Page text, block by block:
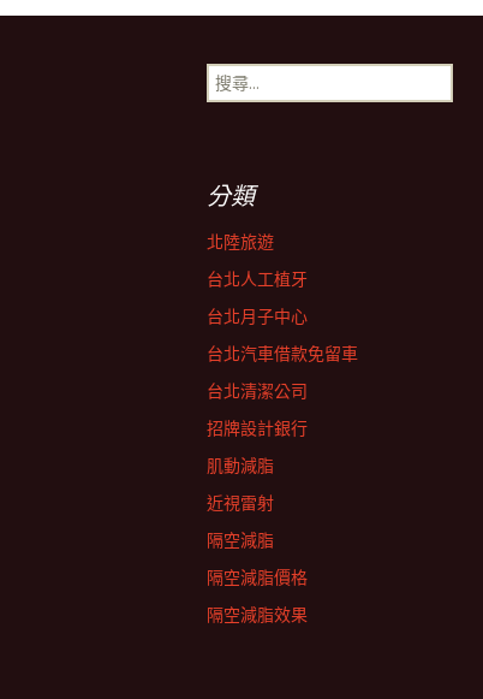
搜
尋
分類
北陸旅遊
台北人工植牙
台北月子中心
台北汽車借款免留車
台北清潔公司
招牌設計銀行
肌動減脂
近視雷射
隔空減脂
隔空減脂價格
隔空減脂效果